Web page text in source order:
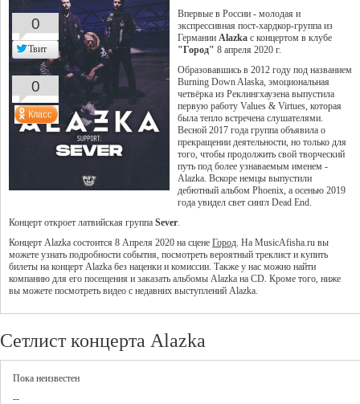
Впервые в России - молодая и
экспрессивная пост-хардкор-группа из
Германии Alazka с концертом в клубе
"Город" 8 апреля 2020 г.
Образовавшись в 2012 году под названием
Burning Down Alaska, эмоциональная
четвёрка из Реклингхаузена выпустила
первую работу Values ​​& Virtues, которая
была тепло встречена слушателями.
Весной 2017 года группа объявила о
прекращении деятельности, но только для
того, чтобы продолжить свой творческий
путь под более узнаваемым именем -
Alazka. Вскоре немцы выпустили
дебютный альбом Phoenix, а осенью 2019
года увидел свет сингл Dead End.
Концерт откроет латвийская группа Sever.
Концерт Alazka состоится 8 Апреля 2020 на сцене Город. На MusicAfisha.ru вы
можете узнать подробности события, посмотреть вероятный треклист и купить
билеты на концерт Alazka без наценки и комиссии. Также у нас можно найти
компанию для его посещения и заказать альбомы Alazka на CD. Кроме того, ниже
вы можете посмотреть видео с недавних выступлений Alazka.
Сетлист концерта Alazka
Пока неизвестен
--
0
Твит
0